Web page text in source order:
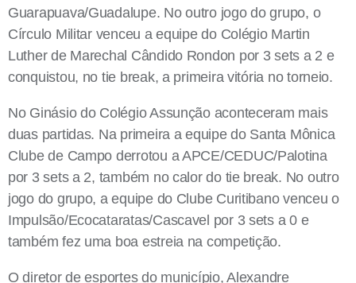
Guarapuava/Guadalupe. No outro jogo do grupo, o
Círculo Militar venceu a equipe do Colégio Martin
Luther de Marechal Cândido Rondon por 3 sets a 2 e
conquistou, no tie break, a primeira vitória no torneio.
No Ginásio do Colégio Assunção aconteceram mais
duas partidas. Na primeira a equipe do Santa Mônica
Clube de Campo derrotou a APCE/CEDUC/Palotina
por 3 sets a 2, também no calor do tie break. No outro
jogo do grupo, a equipe do Clube Curitibano venceu o
Impulsão/Ecocataratas/Cascavel por 3 sets a 0 e
também fez uma boa estreia na competição.
O diretor de esportes do município, Alexandre